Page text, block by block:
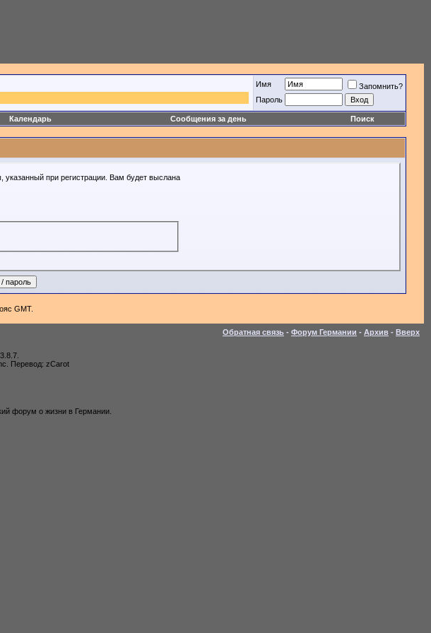
Имя
Запомнить?
Пароль
Календарь Сообщения за день Поиск
при регистрации. Вам будет выслана
GMT.
Обратная связь - Форум Германии - Архив - Вверх
Перевод: zCarot
форум о жизни в Германии.